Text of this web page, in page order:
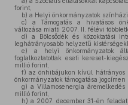
forint,
b) a Helyi önkormányzatok
c) a Támogatás a hivatásos
változása miatti 2007. II. félévi
d) a Bölcsődék és közoktatási
leghátrányosabb helyzetű
e) a helyi önkormányzatok
foglalkoztatottak eseti kereset-
millió forint,
f) az önhibájukon kívül hátrányos
önkormányzatok támogatása
g) a Villamosenergia
millió forint,
h) a 2007. december 31-én